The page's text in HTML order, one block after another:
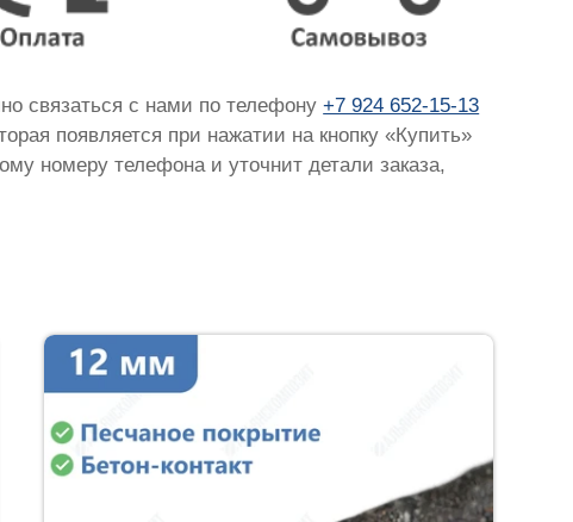
связаться с нами по телефону+7 924 652-15-13
появляется при нажатии на кнопку «Купить»
номеру телефона и уточнит детали заказа,